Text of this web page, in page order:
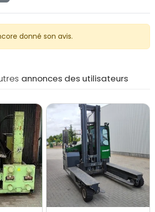
donné son avis.
annonces des utilisateurs